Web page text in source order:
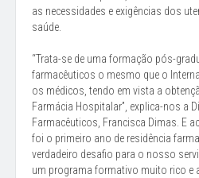
as necessidades e exigências dos
saúde.
“Trata-se de uma formação pós-
farmacêuticos o mesmo que o
os médicos, tendo em vista a
Farmácia Hospitalar”, explica-nos a
Farmacêuticos, Francisca Dimas. E
foi o primeiro ano de residência
verdadeiro desafio para o nosso
um programa formativo muito rico e